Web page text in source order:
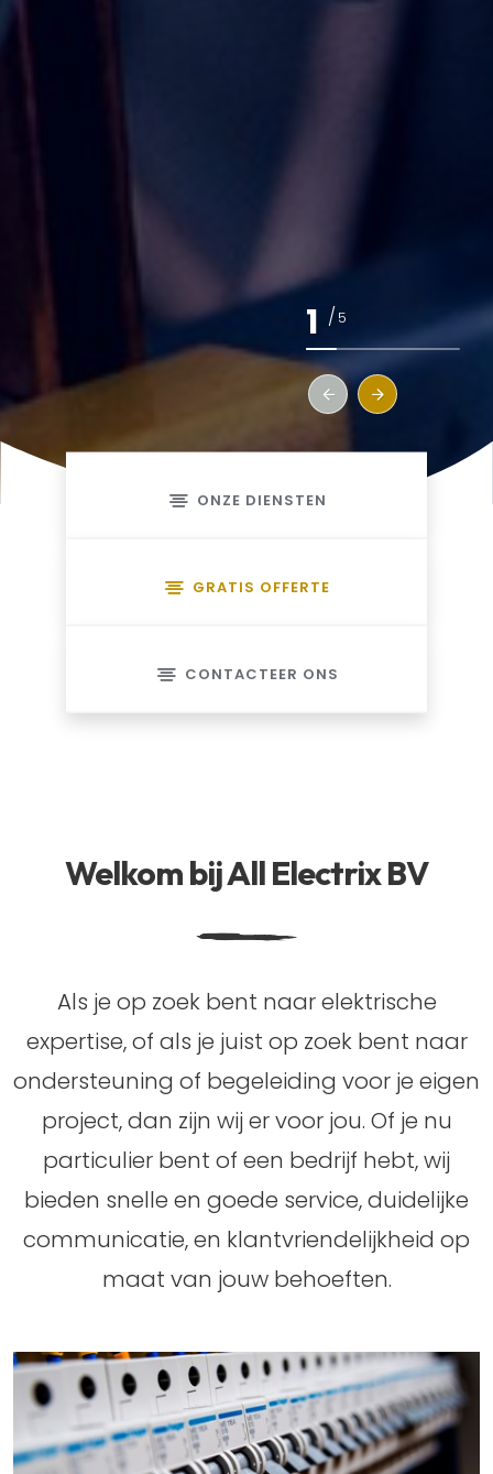
1 /5
ONZE DIENSTEN
GRATIS OFFERTE
CONTACTEER ONS
Welkom bij All Electrix BV
Als je op zoek bent naar elektrische
expertise, of als je juist op zoek bent naar
ondersteuning of begeleiding voor je eigen
project, dan zijn wij er voor jou. Of je nu
particulier bent of een bedrijf hebt, wij
bieden snelle en goede service, duidelijke
communicatie, en klantvriendelijkheid op
maat van jouw behoeften.